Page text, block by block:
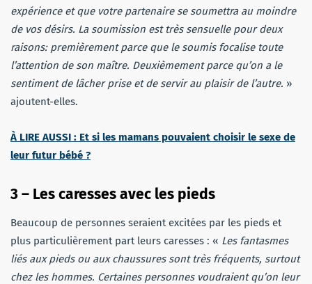
expérience et que votre partenaire se soumettra au moindre
de vos désirs. La soumission est très sensuelle pour deux
raisons: premièrement parce que le soumis focalise toute
l’attention de son maître. Deuxièmement parce qu’on a le
sentiment de lâcher prise et de servir au plaisir de l’autre. »
ajoutent-elles.
À LIRE AUSSI : Et si les mamans pouvaient choisir le sexe de
leur futur bébé ?
3 – Les caresses avec les pieds
Beaucoup de personnes seraient excitées par les pieds et
plus particulièrement part leurs caresses : « Les fantasmes
liés aux pieds ou aux chaussures sont très fréquents, surtout
chez les hommes. Certaines personnes voudraient qu’on leur